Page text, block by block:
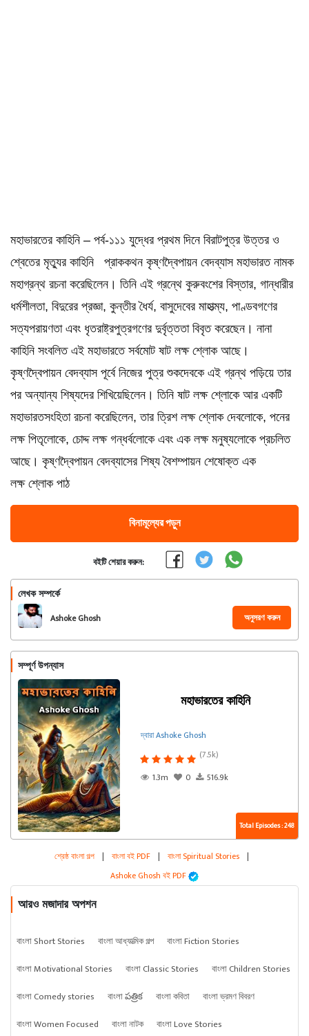
মহাভারতের কাহিনি – পর্ব-১১১ যুদ্ধের প্রথম দিনে বিরাটপুত্র উত্তর ও
শ্বেতের মৃত্যুর কাহিনি প্রাককথন কৃষ্ণদ্বৈপায়ন বেদব্যাস মহাভারত নামক
মহাগ্রন্থ রচনা করেছিলেন। তিনি এই গ্রন্থে কুরুবংশের বিস্তার, গান্ধারীর
ধর্মশীলতা, বিদুরের প্রজ্ঞা, কুন্তীর ধৈর্য, বাসুদেবের মাহাত্ম্য, পাণ্ডবগণের
সত্যপরায়ণতা এবং ধৃতরাষ্ট্রপুত্রগণের দুর্বৃত্ততা বিবৃত করেছেন। নানা
কাহিনি সংবলিত এই মহাভারতে সর্বমোট ষাট লক্ষ শ্লোক আছে।
কৃষ্ণদ্বৈপায়ন বেদব্যাস পূর্বে নিজের পুত্র শুকদেবকে এই গ্রন্থ পড়িয়ে তার
পর অন্যান্য শিষ্যদের শিখিয়েছিলেন। তিনি ষাট লক্ষ শ্লোকে আর একটি
মহাভারতসংহিতা রচনা করেছিলেন, তার ত্রিশ লক্ষ শ্লোক দেবলোকে, পনের
লক্ষ পিতৃলোকে, চোদ্দ লক্ষ গন্ধর্বলোকে এবং এক লক্ষ মনুষ্যলোকে প্রচলিত
আছে। কৃষ্ণদ্বৈপায়ন বেদব্যাসের শিষ্য বৈশম্পায়ন শেষোক্ত এক
লক্ষ শ্লোক পাঠ
বিনামূল্যের পড়ুন
বইটি শেয়ার করুন:
লেখক সম্পর্কে
Ashoke Ghosh অনুসরণ করুন
সম্পূর্ণ উপন্যাস
মহাভারতের কাহিনি
দ্বারা Ashoke Ghosh
(7.5k)
1.3m
0 516.9k
Total Episodes : 248
শ্রেষ্ঠ বাংলা গল্প | বাংলা বই PDF | বাংলা Spiritual Stories |
Ashoke Ghosh বই PDF
আরও মজাদার অপশন
বাংলা Short Stories বাংলা আধ্যাত্মিক গল্প
বাংলা Fiction Stories
বাংলা Motivational Stories
বাংলা Classic Stories
বাংলা Children Stories
বাংলা Comedy stories
বাংলা పత్రిక বাংলা কবিতা
বাংলা ভ্রমণ বিবরণ
বাংলা Women Focused
বাংলা নাটক বাংলা Love Stories